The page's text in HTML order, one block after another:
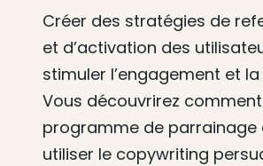
Créer des stratégies de
et d’activation des
stimuler l’engagement et
Vous découvrirez
programme de parrainage
utiliser le copywriting